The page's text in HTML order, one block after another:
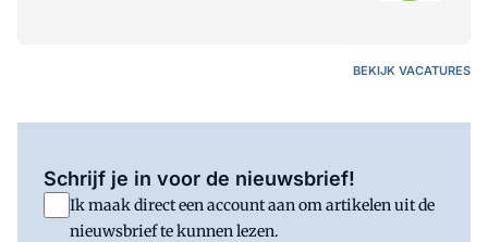
BEKIJK VACATURES
Schrijf je in voor de nieuwsbrief!
Ik maak direct een account aan om artikelen uit de
nieuwsbrief te kunnen lezen.